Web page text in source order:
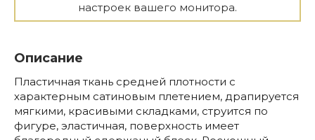
настроек вашего монитора.
Описание
Пластичная ткань средней плотности с
характерным сатиновым плетением, драпируется
мягкими, красивыми складками, струится по
фигуре, эластичная, поверхность имеет